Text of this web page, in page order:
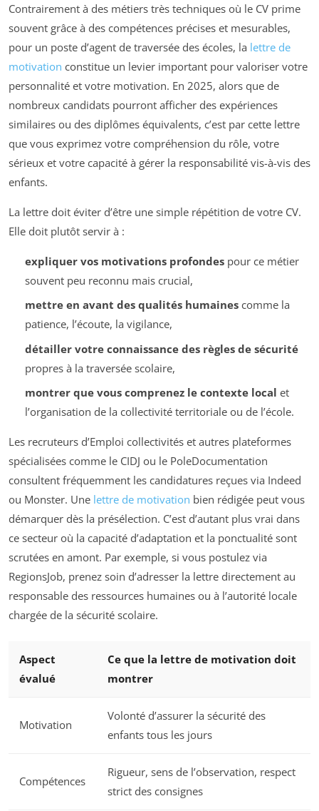
Contrairement à des métiers très techniques où le CV prime
souvent grâce à des compétences précises et mesurables,
pour un poste d’agent de traversée des écoles, la lettre de
motivation constitue un levier important pour valoriser votre
personnalité et votre motivation. En 2025, alors que de
nombreux candidats pourront afficher des expériences
similaires ou des diplômes équivalents, c’est par cette lettre
que vous exprimez votre compréhension du rôle, votre
sérieux et votre capacité à gérer la responsabilité vis-à-vis des
enfants.
La lettre doit éviter d’être une simple répétition de votre CV.
Elle doit plutôt servir à :
expliquer vos motivations profondespour ce métier
souvent peu reconnu mais crucial,
mettre en avant des qualités humainescomme la
patience, l’écoute, la vigilance,
détailler votre connaissance des règles de sécurité
propres à la traversée scolaire,
montrer que vous comprenez le contexte local et
l’organisation de la collectivité territoriale ou de l’école.
Les recruteurs d’Emploi collectivités et autres plateformes
spécialisées comme le CIDJ ou le PoleDocumentation
consultent fréquemment les candidatures reçues via Indeed
ou Monster. Une lettre de motivation bien rédigée peut vous
démarquer dès la présélection. C’est d’autant plus vrai dans
ce secteur où la capacité d’adaptation et la ponctualité sont
scrutées en amont. Par exemple, si vous postulez via
RegionsJob, prenez soin d’adresser la lettre directement au
responsable des ressources humaines ou à l’autorité locale
chargée de la sécurité scolaire.
Aspect
évalué
Ce que la lettre de motivation doit
montrer
Motivation
Volonté d’assurer la sécurité des
enfants tous les jours
Compétences
Rigueur, sens de l’observation, respect
strict des consignes